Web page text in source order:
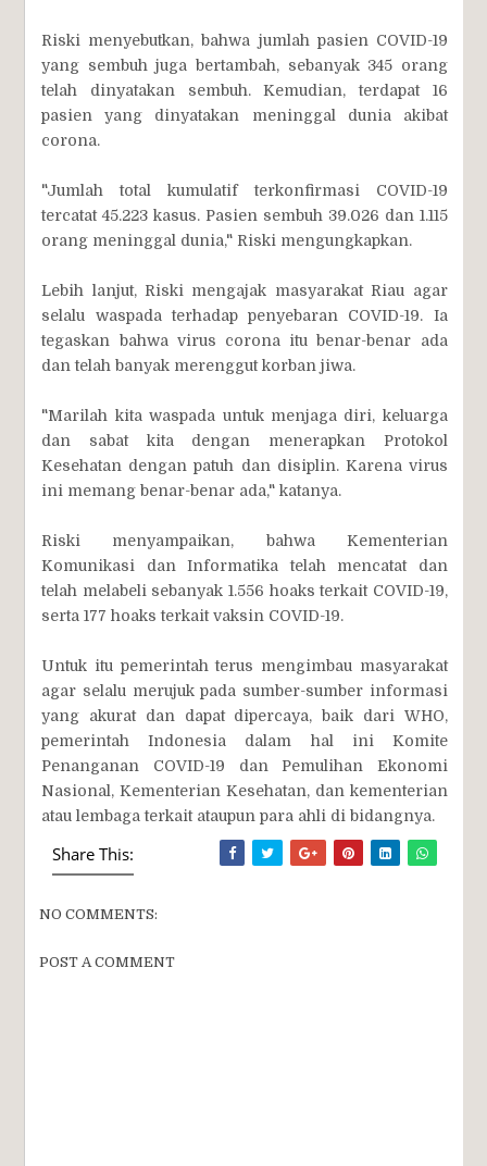
Riski menyebutkan, bahwa jumlah pasien COVID-19
yang sembuh juga bertambah, sebanyak 345 orang
telah dinyatakan sembuh. Kemudian, terdapat 16
pasien yang dinyatakan meninggal dunia akibat
corona.
"Jumlah total kumulatif terkonfirmasi COVID-19
tercatat 45.223 kasus. Pasien sembuh 39.026 dan 1.115
orang meninggal dunia," Riski mengungkapkan.
Lebih lanjut, Riski mengajak masyarakat Riau agar
selalu waspada terhadap penyebaran COVID-19. Ia
tegaskan bahwa virus corona itu benar-benar ada
dan telah banyak merenggut korban jiwa.
"Marilah kita waspada untuk menjaga diri, keluarga
dan sabat kita dengan menerapkan Protokol
Kesehatan dengan patuh dan disiplin. Karena virus
ini memang benar-benar ada," katanya.
Riski menyampaikan, bahwa Kementerian
Komunikasi dan Informatika telah mencatat dan
telah melabeli sebanyak 1.556 hoaks terkait COVID-19,
serta 177 hoaks terkait vaksin COVID-19.
Untuk itu pemerintah terus mengimbau masyarakat
agar selalu merujuk pada sumber-sumber informasi
yang akurat dan dapat dipercaya, baik dari WHO,
pemerintah Indonesia dalam hal ini Komite
Penanganan COVID-19 dan Pemulihan Ekonomi
Nasional, Kementerian Kesehatan, dan kementerian
atau lembaga terkait ataupun para ahli di bidangnya.
Share This:
NO COMMENTS:
POST A COMMENT